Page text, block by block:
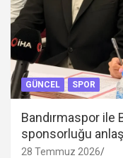
GÜNCEL SPOR
Bandırmaspor ile
sponsorluğu
28 Temmuz 2026